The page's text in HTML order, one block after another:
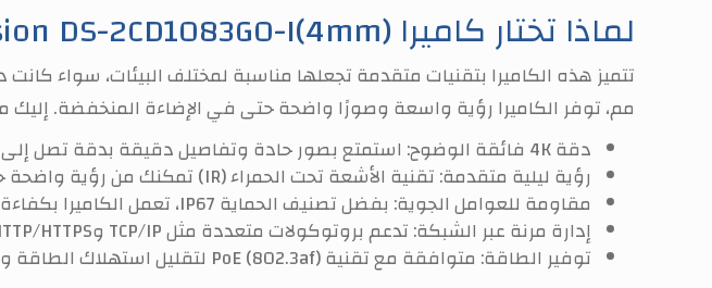
لماذا تختار كاميرا Hikvision DS-2CD1083G0-I(4mm)؟
مم، توفر الكاميرا رؤية واسعة وصورًا واضحة حتى في الإضاءة المنخفضة. إليك
دقة 4K فائقة الوضوح:
استمتع بصور حادة وتفاصيل دقيقة بدقة تصل إلى 3840 × 2160، مما يضمن مراقبة كل زاوية بدقة عالية.
رؤية ليلية متقدمة:تقنية الأشعة تحت الحمراء (IR) تمكنك من رؤية واضحة حتى في الظلام الدامس (0 لوكس مع IR).
مقاومة للعوامل الجوية: بفضل تصنيف الحماية IP67، تعمل الكاميرا بكفاءة في الظروف الجوية القاسية مثل المطر والغبار.
إدارة مرنة عبر الشبكة:تدعم بروتوكولات متعددة مثل TCP/IP وHTTP/HTTPS لسهولة التكامل مع أنظمة المراقبة.
توفير الطاقة: متوافقة مع تقنية PoE (802.3af) لتقليل استهلاك الطاقة وتسهيل التركيب.